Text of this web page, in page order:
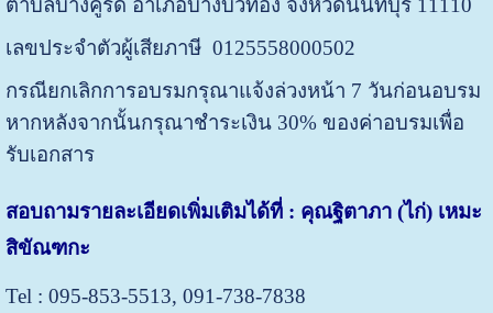
ตำบลบางคูรัด อำเภอบางบัวทอง จังหวัดนนทบุรี 11110
เลขประจำตัวผู้เสียภาษี 0125558000502
กรณียกเลิกการอบรมกรุณาแจ้งล่วงหน้า 7 วันก่อนอบรม
หากหลังจากนั้นกรุณาชำระเงิน 30% ของค่าอบรมเพื่อ
รับเอกสาร
สอบถามรายละเอียดเพิ่มเติมได้ที่ : คุณฐิตาภา (ไก่) เหมะ
สิขัณฑกะ
Tel : 095-853-5513, 091-738-7838